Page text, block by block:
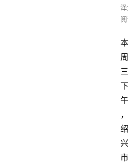
本
周
三
下
午
，
绍
兴
市